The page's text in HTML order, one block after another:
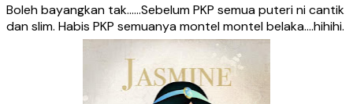
Boleh bayangkan tak……Sebelum PKP semua puteri ni cantik
dan slim. Habis PKP semuanya montel montel belaka….hihihi.